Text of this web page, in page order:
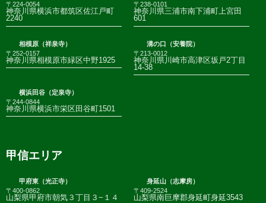
〒224-0054
神奈川県横浜市都筑区佐江戸町
2240
〒238-0101
神奈川県三浦市南下浦町上宮田
601
相模原（祥泉寺）
〒252-0157
神奈川県相模原市緑区中野1925
溝の口（安養院）
〒213-0012
神奈川県川崎市高津区坂戸2丁目
14-38
横浜田谷（定泉寺）
〒244-0844
神奈川県横浜市栄区田谷町1501
甲信エリア
甲府東（光正寺）
〒400-0862
山梨県甲府市朝気３丁目３−１４
身延山（志摩房）
〒409-2524
山梨県南巨摩郡身延町身延3543